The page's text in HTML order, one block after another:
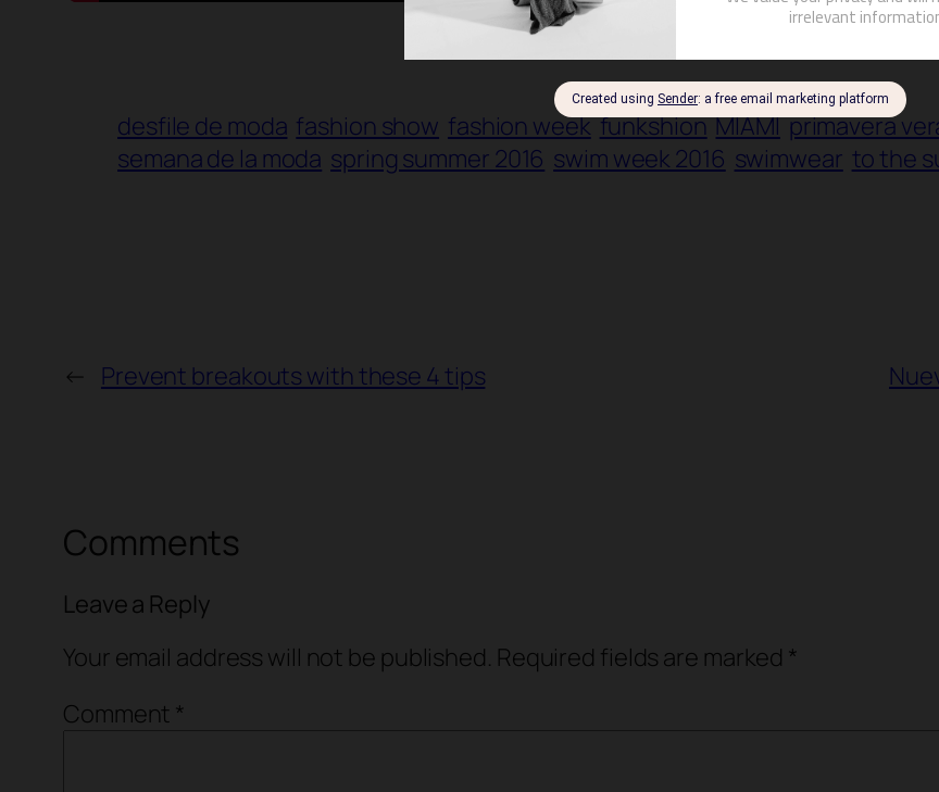
desfile de moda fashion show fashion week funkshion MIAMI primavera
semana de la moda spring summer 2016 swim week 2016 swimwear to the
← Prevent breakouts with these 4 tips
Comments
Leave a Reply
Your email address will not be published. Required fields are marked *
Comment *